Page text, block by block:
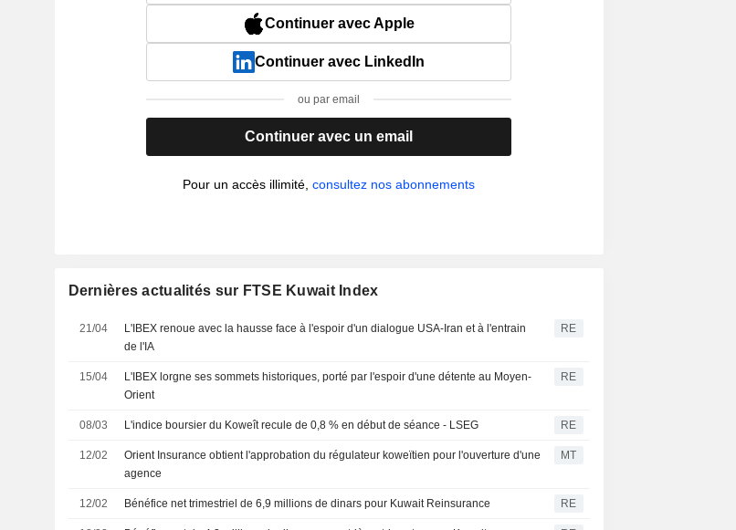
Continuer avec Apple
Continuer avec LinkedIn
ou par email
Continuer avec un email
Pour un accès illimité,consultez nos abonnements
Dernières actualités sur FTSE Kuwait Index
21/04
L'IBEX renoue avec la hausse face à l'espoir d'un dialogue USA-Iran et à l'entrain
de l'IA
RE
15/04
L'IBEX lorgne ses sommets historiques, porté par l'espoir d'une détente au Moyen-
Orient
RE
08/03 L'indice boursier du Koweît recule de 0,8 % en début de séance - LSEG RE
12/02
Orient Insurance obtient l'approbation du régulateur koweïtien pour l'ouverture d'une
agence
MT
12/02 Bénéfice net trimestriel de 6,9 millions de dinars pour Kuwait Reinsurance RE